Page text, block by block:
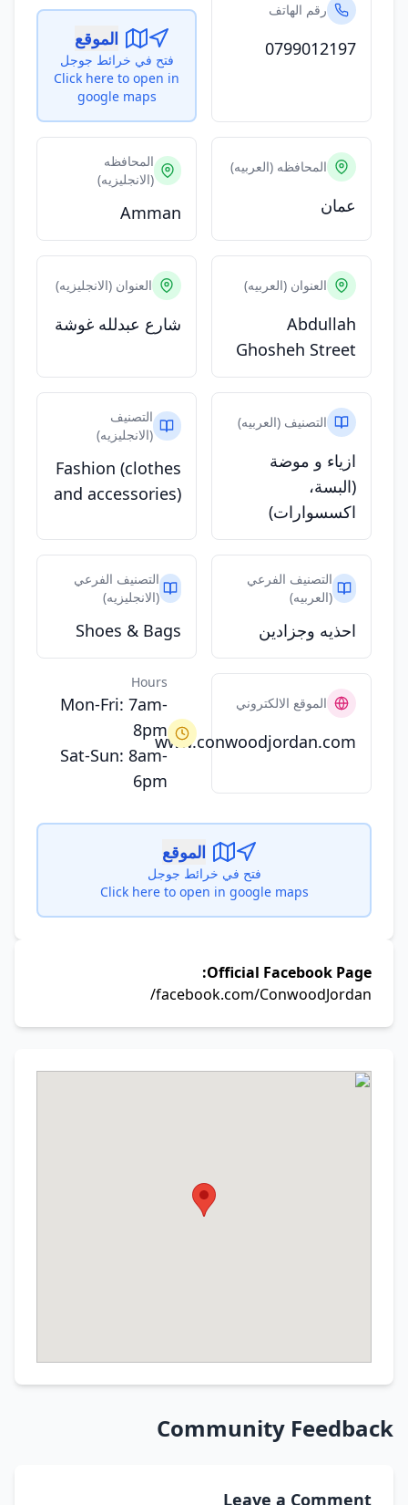
رقم الهاتف
0799012197 الموقع
فتح في خرائط جوجل
Click here to open in
google maps
المحافظه (العربيه)
عمان
المحافظه
(الانجليزيه)
Amman
العنوان (العربيه)
Abdullah
Ghosheh Street
العنوان (الانجليزيه)
شارع عبدلله غوشة
التصنيف (العربيه)
ازياء و موضة
(البسة،
اكسسوارات)
التصنيف
(الانجليزيه)
Fashion (clothes
and accessories)
التصنيف الفرعي
(العربيه)
احذيه وجزادين
التصنيف الفرعي
(الانجليزيه)
Shoes & Bags
الموقع الالكتروني
www.conwoodjordan.com
Hours
Mon-Fri: 7am-
8pm
Sat-Sun: 8am-
6pm
الموقع
فتح في خرائط جوجل
Click here to open in google maps
Official Facebook Page:
facebook.com/ConwoodJordan/
Community Feedback
Leave a Comment